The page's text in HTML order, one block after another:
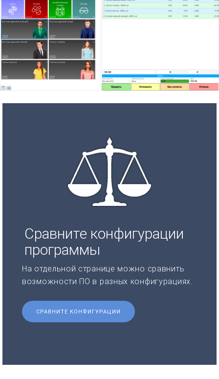
Сравните конфигурации
программы
На отдельной странице можно сравнить
возможности ПО в разных конфигурациях.
СРАВНИТЕ КОНФИГУРАЦИИ